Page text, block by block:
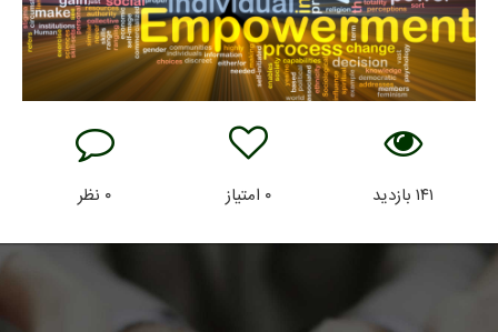
۱۴۱بازدید ۰ امتیاز ۰ نظر